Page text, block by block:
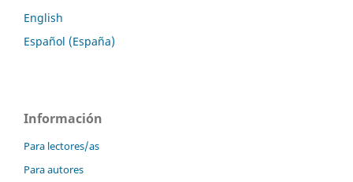
English
Español (España)
Información
Para lectores/as
Para autores